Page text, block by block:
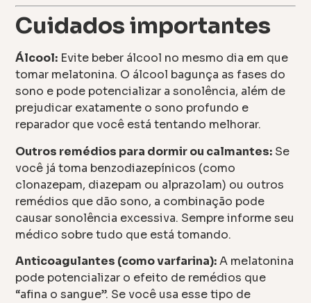
Cuidados importantes
Álcool: Evite beber álcool no mesmo dia em que
tomar melatonina. O álcool bagunça as fases do
sono e pode potencializar a sonolência, além de
prejudicar exatamente o sono profundo e
reparador que você está tentando melhorar.
Outros remédios para dormir ou calmantes: Se
você já toma benzodiazepínicos (como
clonazepam, diazepam ou alprazolam) ou outros
remédios que dão sono, a combinação pode
causar sonolência excessiva. Sempre informe seu
médico sobre tudo que está tomando.
Anticoagulantes (como varfarina):A melatonina
pode potencializar o efeito de remédios que
“afina o sangue”. Se você usa esse tipo de